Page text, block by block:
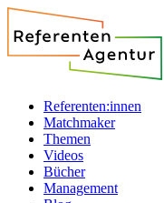
Referenten:innen
Matchmaker
Themen
Videos
Bücher
Management